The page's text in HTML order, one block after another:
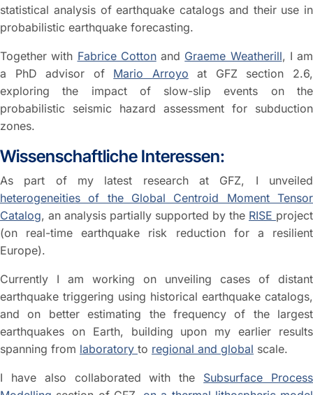
statistical analysis of earthquake catalogs and their use in
probabilistic earthquake forecasting.
Together with Fabrice Cottonand Graeme Weatherill, I am
a PhD advisor of Mario Arroyo at GFZ section 2.6,
exploring the impact of slow-slip events on the
probabilistic seismic hazard assessment for subduction
zones.
Wissenschaftliche Interessen:
As part of my latest research at GFZ, I unveiled
heterogeneities of the Global Centroid Moment Tensor
Catalog, an analysis partially supported by the RISE project
(on real-time earthquake risk reduction for a resilient
Europe).
Currently I am working on unveiling cases of distant
earthquake triggering using historical earthquake catalogs,
and on better estimating the frequency of the largest
earthquakes on Earth, building upon my earlier results
spanning from laboratory to regional and global scale.
I have also collaborated with the Subsurface Process